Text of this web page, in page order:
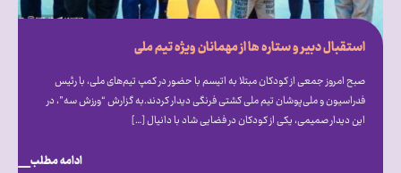
استقبال دبیر و ستاره ها از مهمانان ویژه تیم ملی
صبح امروز جمعی از کودکان مبتلا به اتیسم با حضور در کمپ تیم‌های ملی، با رئیس
فدراسیون و ملی‌پوشان تیم ملی کشتی فرنگی دیدار کردند.به گزارش “ورزش سه”، در
این دیدار صمیمی، یکی از کودکان در فضایی شاد با دانیال […]
ادامه مطلب